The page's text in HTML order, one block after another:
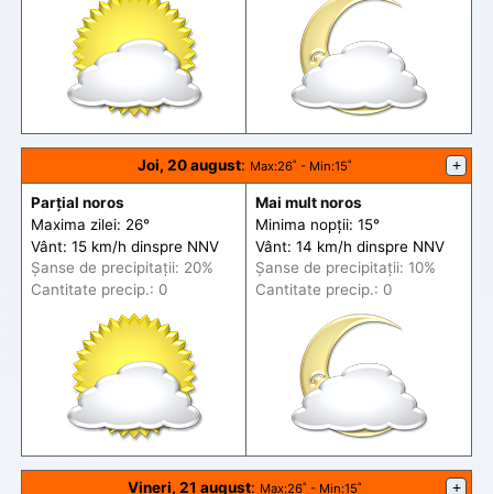
Joi, 20 august: Max:26˚ - Min:15˚ +
Parțial noros
Maxima zilei: 26°
Vânt: 15 km/h dinspre NNV
Șanse de precipitații: 20%
Cantitate precip.: 0
Mai mult noros
Minima nopții: 15°
Vânt: 14 km/h dinspre NNV
Șanse de precipitații: 10%
Cantitate precip.: 0
Vineri, 21 august: Max:26˚ - Min:15˚ +